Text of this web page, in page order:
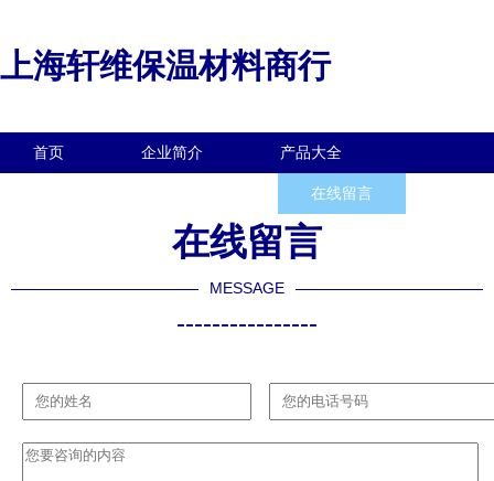
上海轩维保温材料商行
首页 企业简介 产品大全
在线留言
在线留言
MESSAGE
----------------